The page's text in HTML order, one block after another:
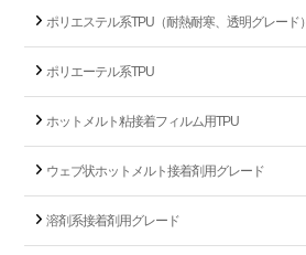
ポリエステル系TPU（耐熱耐寒、透明グレード）
ポリエーテル系TPU
ホットメルト粘接着フィルム用TPU
ウェブ状ホットメルト接着剤用グレード
溶剤系接着剤用グレード